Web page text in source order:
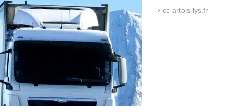
cc-artois-lys.fr